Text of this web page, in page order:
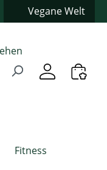
Vegane Welt
Fitness